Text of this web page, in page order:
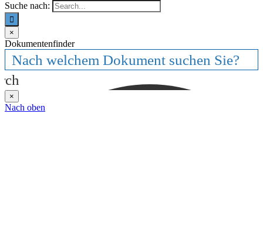
Suche nach:
×
Dokumentenfinder
×
Nach oben